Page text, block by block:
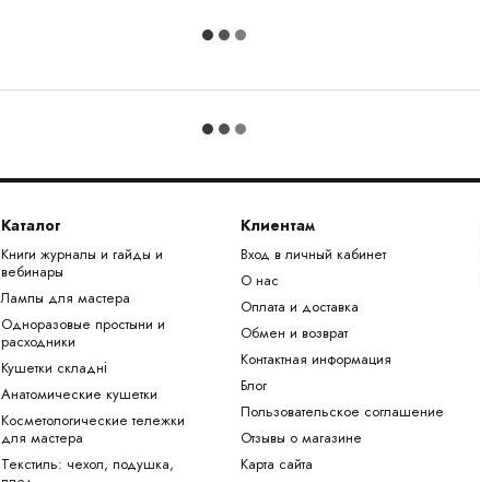
Каталог
Книги журналы и гайды и
вебинары
Лампы для мастера
Одноразовые простыни и
расходники
Кушетки складні
Анатомические кушетки
Косметологические тележки
для мастера
Текстиль: чехол, подушка,
Клиентам
Вход в личный кабинет
О нас
Оплата и доставка
Обмен и возврат
Контактная информация
Блог
Пользовательское соглашение
Отзывы о магазине
Карта сайта